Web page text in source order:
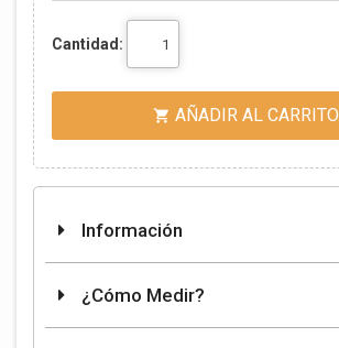
Cantidad:
 AÑADIR AL CARRITO
Información
¿Cómo Medir?